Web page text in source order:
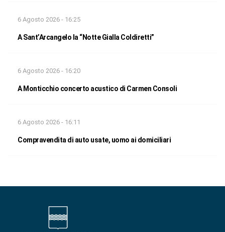
6 Agosto 2026 - 16:25
A Sant’Arcangelo la “Notte Gialla Coldiretti”
6 Agosto 2026 - 16:20
A Monticchio concerto acustico di Carmen Consoli
6 Agosto 2026 - 16:11
Compravendita di auto usate, uomo ai domiciliari